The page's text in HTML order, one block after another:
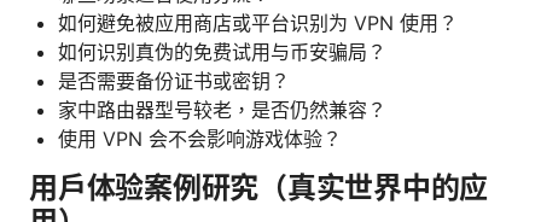
如何避免被应用商店或平台识别为 VPN 使用？
如何识别真伪的免费试用与币安骗局？
是否需要备份证书或密钥？
家中路由器型号较老，是否仍然兼容？
使用 VPN 会不会影响游戏体验？
用户体验案例研究（真实世界中的应